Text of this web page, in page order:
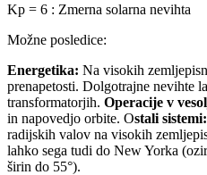
Kp = 6 : Zmerna solarna nevihta
Možne posledice:
Energetika: Na visokih
prenapetosti. Dolgotrajne nevihte
transformatorjih. Operacije v
in napovedjo orbite. Ostali sistemi:
radijskih valov na visokih
lahko sega tudi do New Yorka
širin do 55°).